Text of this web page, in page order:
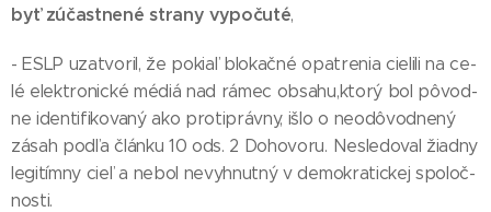
byť zú­čas­tne­né stra­ny vy­po­ču­té,
- ESLP uzat­vo­ril, že po­kiaľ blo­kač­né opat­re­nia cie­li­li na ce­
lé elek­tro­nic­ké mé­diá nad rá­mec ob­sa­hu,kto­rý bol pô­vod­
ne iden­ti­fi­ko­va­ný ako proti­práv­ny, iš­lo o neo­dô­vod­ne­ný
zá­sah pod­ľa člán­ku 10 ods. 2 Do­ho­vo­ru. Nes­le­do­val žiad­ny
le­gi­tím­ny cieľ a ne­bol ne­vyh­nut­ný v de­mok­ra­tic­kej spo­loč­
nos­ti.